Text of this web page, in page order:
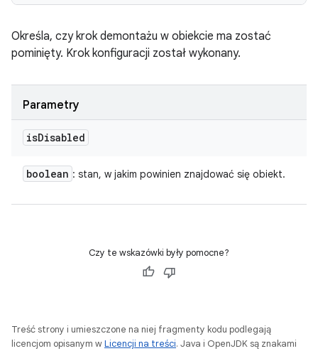
Określa, czy krok demontażu w obiekcie ma zostać
pominięty. Krok konfiguracji został wykonany.
Parametry
isDisabled
boolean : stan, w jakim powinien znajdować się obiekt.
Czy te wskazówki były pomocne?
Treść strony i umieszczone na niej fragmenty kodu podlegają
licencjom opisanym wLicencji na treści. Java i OpenJDK są znakami